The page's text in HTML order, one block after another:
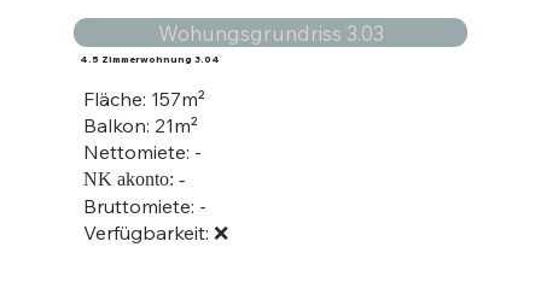
Wohungsgrundriss 3.03
4.5 Zimmerwohnung 3.04
Fläche: 157m²
Balkon: 21m²
Nettomiete: -
NK akonto: -
Bruttomiete: -
Verfügbarkeit: ❌